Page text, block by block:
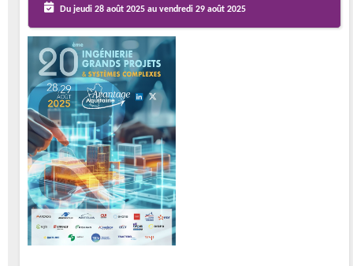
Du jeudi 28 août 2025 au vendredi 29 août 2025